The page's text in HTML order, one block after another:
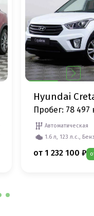
Hyundai
Пробег: 78 497
Автоматическая
1.6 л, 123 л.с.,
от 1 232 100 ₽